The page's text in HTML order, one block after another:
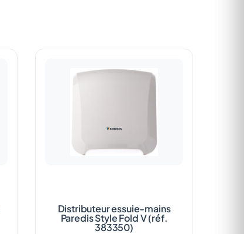
Distributeur essuie-mains
Paredis Style Fold V (réf.
383350)